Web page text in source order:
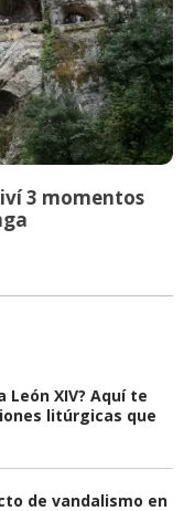
3 momentos
XIV? Aquí te
litúrgicas que
de vandalismo en